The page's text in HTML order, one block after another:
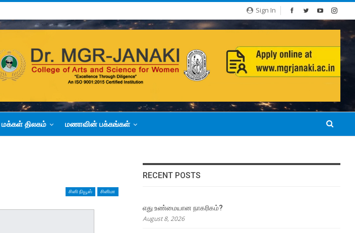
Sign In
மக்கள் திலகம் மணாவின் பக்கங்கள்
சினி நியூஸ் சினிமா
RECENT POSTS
எது உண்மையான நாகரிகம்?
August 8, 2026